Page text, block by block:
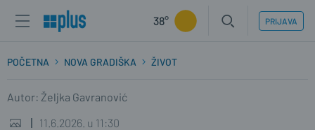
38° PRIJAVA
POČETNA NOVA GRADIŠKA ŽIVOT
Autor: Željka Gavranović
11.6.2026. u 11:30